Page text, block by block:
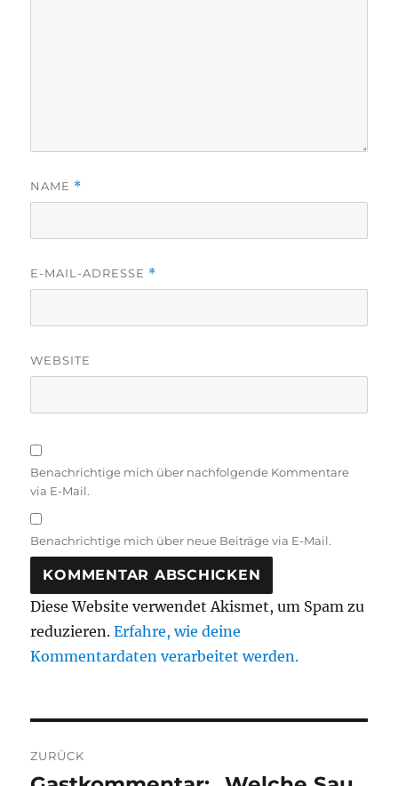
NAME *
E-MAIL-ADRESSE *
WEBSITE
Benachrichtige mich über nachfolgende Kommentare
via E-Mail.
Benachrichtige mich über neue Beiträge via E-Mail.
Diese Website verwendet Akismet, um Spam zu
reduzieren.Erfahre, wie deine
Kommentardaten verarbeitet werden.
ZURÜCK